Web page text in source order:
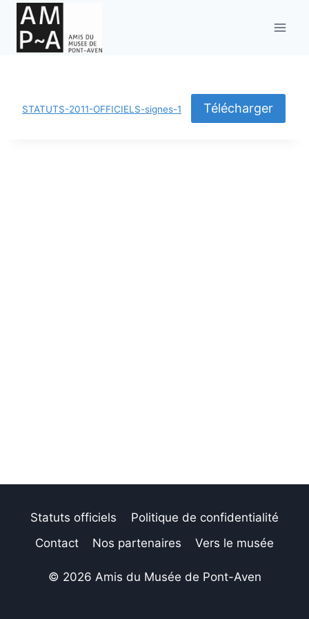
contenu
STATUTS-2011-OFFICIELS-signes-1 Télécharger
Statuts officiels
Politique de confidentialité
Contact
Nos partenaires Vers le musée
© 2026 Amis du Musée de Pont-Aven